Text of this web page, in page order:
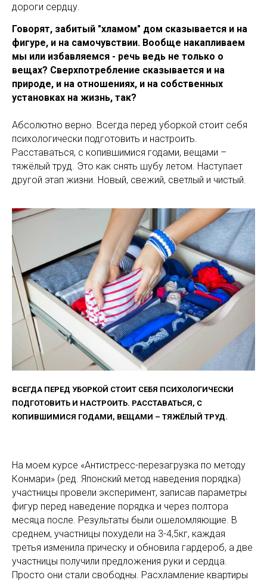
дороги сердцу.
Говорят, забитый "хламом" дом сказывается и на
фигуре, и на самочувствии. Вообще накапливаем
мы или избавляемся - речь ведь не только о
вещах? Сверхпотребление сказывается и на
природе, и на отношениях, и на собственных
установках на жизнь, так?
Абсолютно верно. Всегда перед уборкой стоит себя
психологически подготовить и настроить.
Расставаться, с копившимися годами, вещами –
тяжёлый труд. Это как снять шубу летом. Наступает
другой этап жизни. Новый, свежий, светлый и чистый.
ВСЕГДА ПЕРЕД УБОРКОЙ СТОИТ СЕБЯ ПСИХОЛОГИЧЕСКИ
ПОДГОТОВИТЬ И НАСТРОИТЬ. РАССТАВАТЬСЯ, С
КОПИВШИМИСЯ ГОДАМИ, ВЕЩАМИ – ТЯЖЁЛЫЙ ТРУД.
На моем курсе «Антистресс-перезагрузка по методу
Конмари» (ред. Японский метод наведения порядка)
участницы провели эксперимент, записав параметры
фигур перед наведение порядка и через полтора
месяца после. Результаты были ошеломляющие. В
среднем, участницы похудели на 3-4,5кг, каждая
третья изменила прическу и обновила гардероб, а две
участницы получили предложения руки и сердца.
Просто они стали свободны. Расхламление квартиры